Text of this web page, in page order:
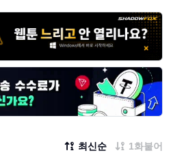
최신순 1화붙어